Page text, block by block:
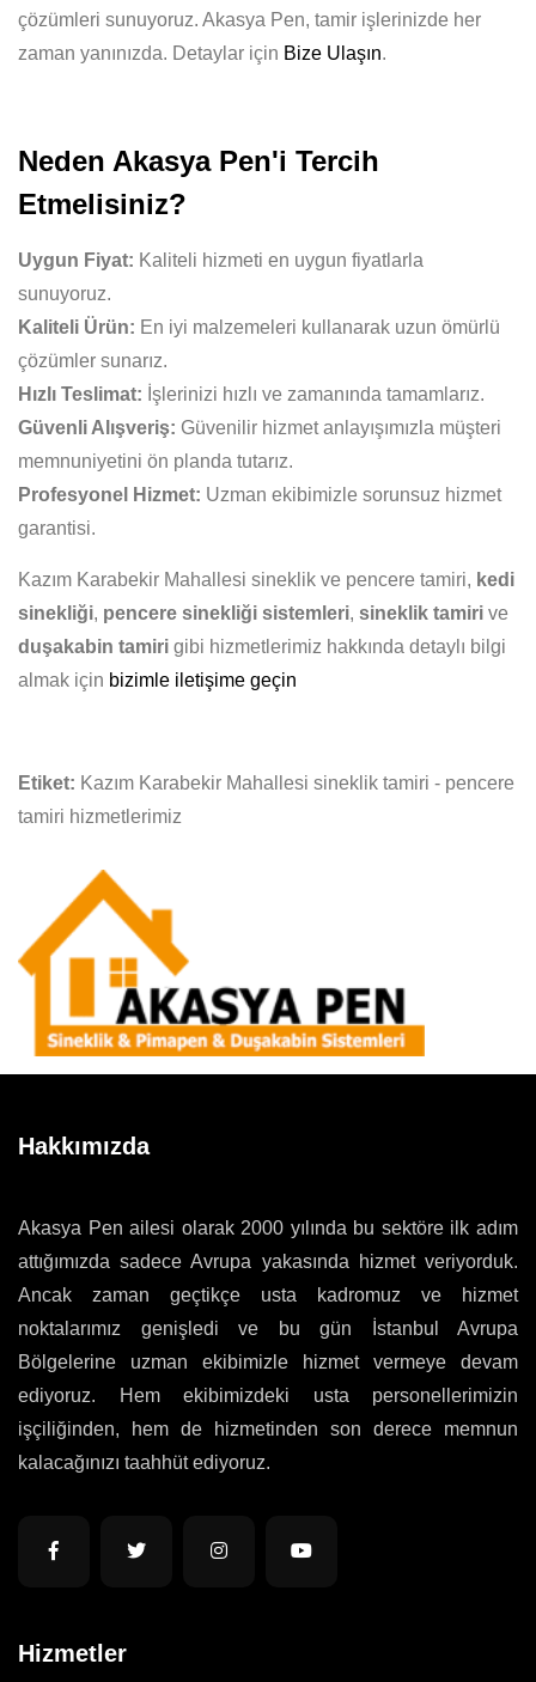
çözümleri sunuyoruz. Akasya Pen, tamir işlerinizde her
zaman yanınızda. Detaylar için Bize Ulaşın.
Neden Akasya Pen'i Tercih
Etmelisiniz?
Uygun Fiyat: Kaliteli hizmeti en uygun fiyatlarla
sunuyoruz.
Kaliteli Ürün: En iyi malzemeleri kullanarak uzun ömürlü
çözümler sunarız.
Hızlı Teslimat: İşlerinizi hızlı ve zamanında tamamlarız.
Güvenli Alışveriş: Güvenilir hizmet anlayışımızla müşteri
memnuniyetini ön planda tutarız.
Profesyonel Hizmet: Uzman ekibimizle sorunsuz hizmet
garantisi.
Kazım Karabekir Mahallesi sineklik ve pencere tamiri, kedi
sinekliği, pencere sinekliği sistemleri, sineklik tamiri ve
duşakabin tamiri gibi hizmetlerimiz hakkında detaylı bilgi
almak için bizimle iletişime geçin
Etiket: Kazım Karabekir Mahallesi sineklik tamiri - pencere
tamiri hizmetlerimiz
Hakkımızda
Akasya Pen ailesi olarak 2000 yılında bu sektöre ilk adım
attığımızda sadece Avrupa yakasında hizmet veriyorduk.
Ancak zaman geçtikçe usta kadromuz ve hizmet
noktalarımız genişledi ve bu gün İstanbul Avrupa
Bölgelerine uzman ekibimizle hizmet vermeye devam
ediyoruz. Hem ekibimizdeki usta personellerimizin
işçiliğinden, hem de hizmetinden son derece memnun
kalacağınızı taahhüt ediyoruz.
Hizmetler